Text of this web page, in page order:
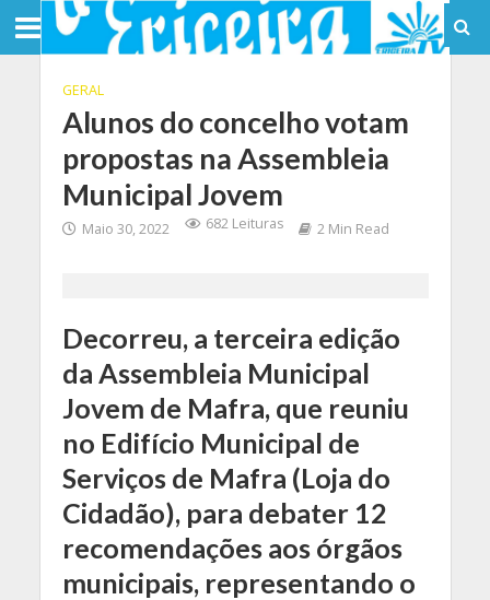
GERAL
Alunos do concelho votam
propostas na Assembleia
Municipal Jovem
Maio 30, 2022 682 Leituras 2 Min Read
Decorreu, a terceira edição
da Assembleia Municipal
Jovem de Mafra, que reuniu
no Edifício Municipal de
Serviços de Mafra (Loja do
Cidadão), para debater 12
recomendações aos órgãos
municipais, representando o